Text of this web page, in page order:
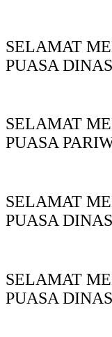
SELAMAT
PUASA
SELAMAT
PUASA
SELAMAT
PUASA
SELAMAT
PUASA